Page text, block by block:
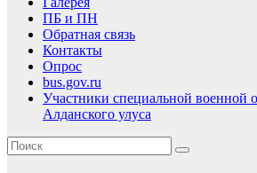
ПБ и ПН
Обратная связь
Контакты
Опрос
bus.gov.ru
Участники специальной военной
Алданского улуса